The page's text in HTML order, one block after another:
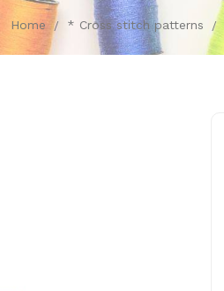
Home * Cross stitch patterns